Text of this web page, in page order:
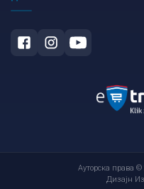
Ауторска права
Дизајн